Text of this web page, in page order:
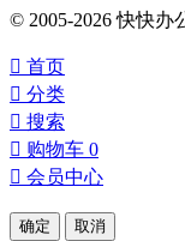
© 2005-2026 快快办
 首页
 分类
 搜索
 购物车 0
 会员中心
确定 取消